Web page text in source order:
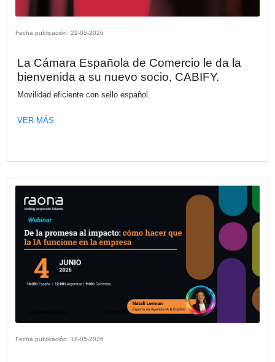
Del proyecto digital al cambio real:
procesos y adopción como motores
transformación efectiva
En este webinar vamos a analizar por qué muchas
transformación digital no alcanzan los resultados
incluso cuando la tecnología elegida es la correcta.
VER MÁS